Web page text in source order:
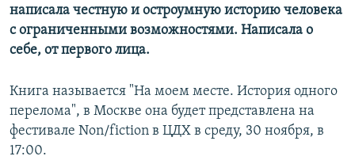
написала честную и остроумную историю человека
с ограниченными возможностями. Написала о
себе, от первого лица.
Книга называется "На моем месте. История одного
перелома", в Москве она будет представлена на
фестивале Non/fiction в ЦДХ в среду, 30 ноября, в
17:00.